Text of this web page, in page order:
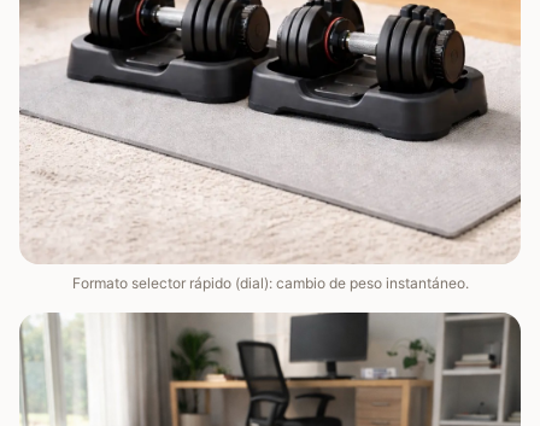
Formato selector rápido (dial): cambio de peso instantáneo.